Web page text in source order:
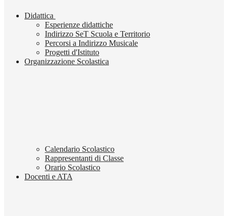
Didattica
Esperienze didattiche
Indirizzo SeT Scuola e Territorio
Percorsi a Indirizzo Musicale
Progetti d'Istituto
Organizzazione Scolastica
Calendario Scolastico
Rappresentanti di Classe
Orario Scolastico
Docenti e ATA